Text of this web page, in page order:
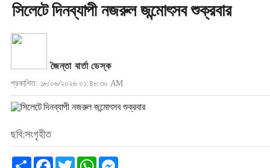
সিলেটে দিনব্যাপী নজরুল জন্মোৎসব শুক্রবার
জৈন্তা বার্তা ডেস্ক
প্রকাশিত: ১৮/০৬/২০২৬ ০১:৪৮:৩০ AM
ছবি:সংগৃহীত
Share FacebookTwitterWhatsApp